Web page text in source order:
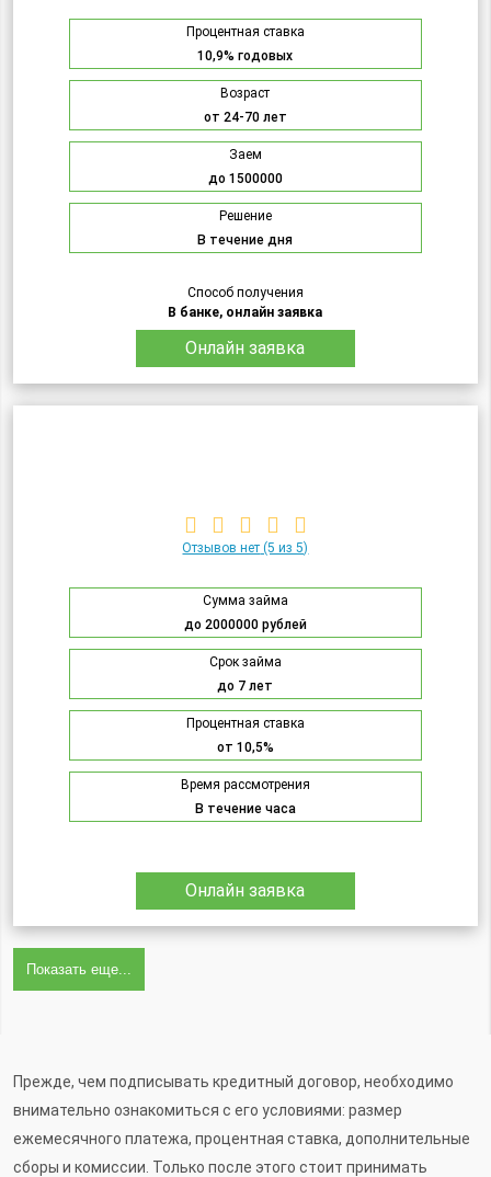
Процентная ставка
10,9% годовых
Возраст
от 24-70 лет
Заем
до 1500000
Решение
В течение дня
Способ получения
В банке, онлайн заявка
Онлайн заявка
Отзывов нет (5 из 5)
Сумма займа
до 2000000 рублей
Срок займа
до 7 лет
Процентная ставка
от 10,5%
Время рассмотрения
В течение часа
Онлайн заявка
Показать еще...
Прежде, чем подписывать кредитный договор, необходимо
внимательно ознакомиться с его условиями: размер
ежемесячного платежа, процентная ставка, дополнительные
сборы и комиссии. Только после этого стоит принимать